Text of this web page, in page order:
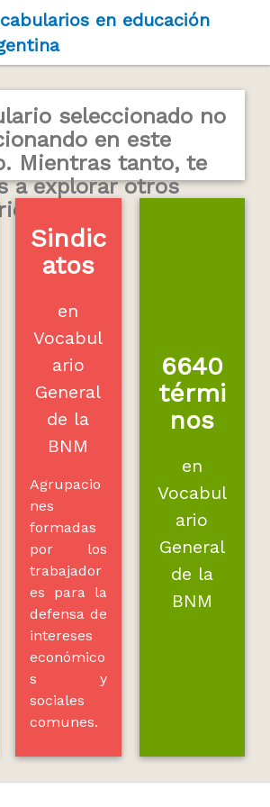
en educación
seleccionado no
en este
Mientras tanto, te
a explorar otros
Sindic
atos
en
Vocabul
ario
General
de la
BNM
Agrupacio
nes
formadas
por los
trabajador
es para la
defensa de
intereses
económico
s y
sociales
comunes.
6640
térmi
nos
en
Vocabul
ario
General
de la
BNM